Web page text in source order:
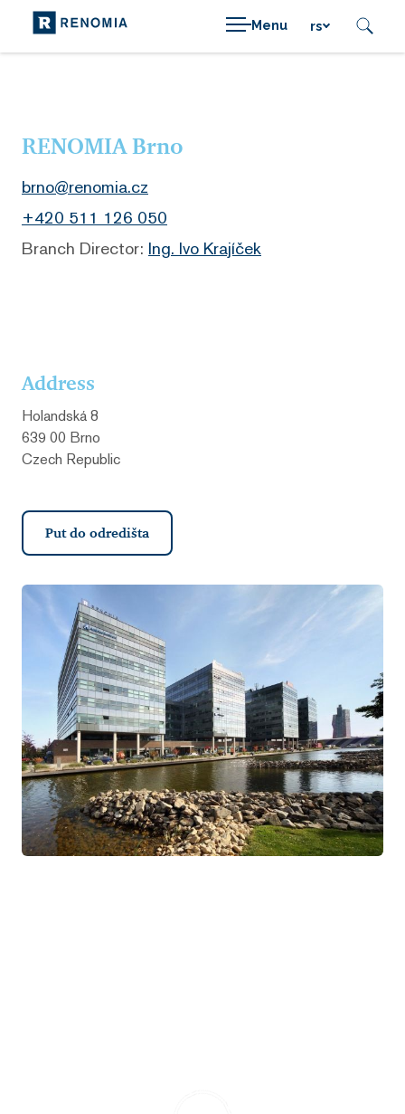
Menu rs
RENOMIA Brno
brno@renomia.cz
+420 511 126 050
Branch Director: Ing. Ivo Krajíček
Address
Holandská 8
639 00 Brno
Czech Republic
Put do odredišta